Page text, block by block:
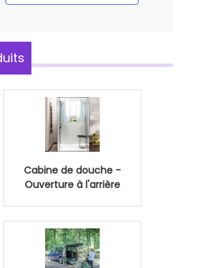
Cabine de douche -
Ouverture à l'arrière